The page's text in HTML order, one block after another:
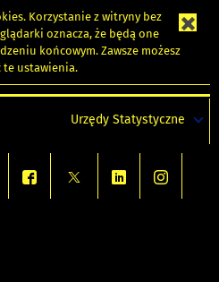
. Korzystanie z witryny bez
oznacza, że będą one
końcowym. Zawsze możesz
te ustawienia.
Urzędy Statystyczne